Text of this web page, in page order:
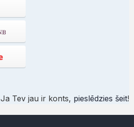
Ja Tev jau ir konts, pieslēdzies šeit!